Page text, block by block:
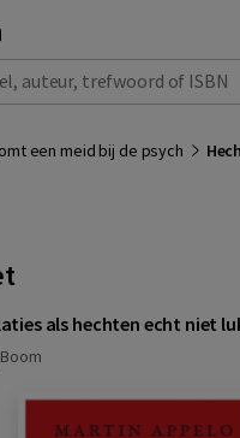
trefwoord of ISBN
een meid bij de psych
als hechten echt niet
Boom